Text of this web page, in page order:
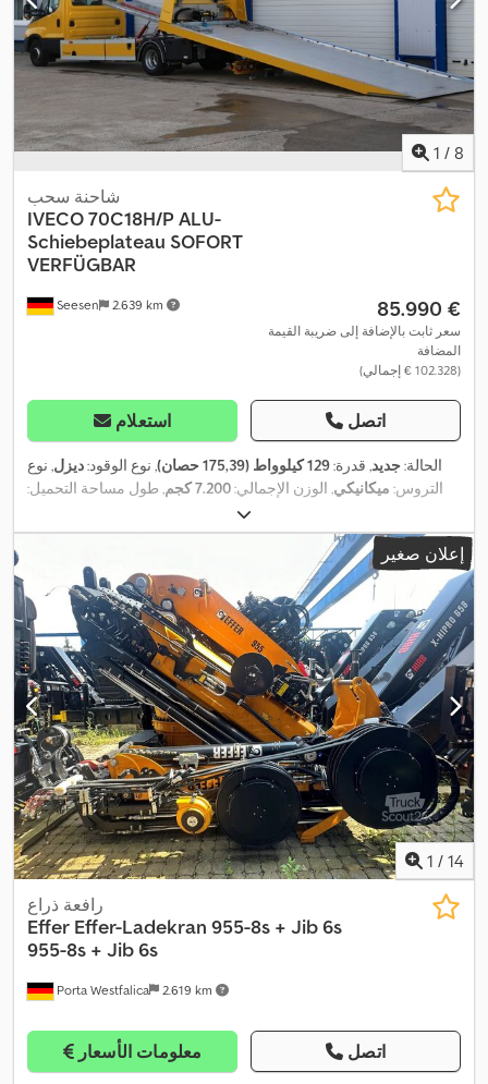
للانغلاق (ABS), ونش كابل,
1 / 8
Seesen 2.639 km
شاحنة سحب
IVECO70C18H/P ALU-
Schiebeplateau SOFORT
VERFÜGBAR
‏85.990 €
سعر ثابت بالإضافة إلى ضريبة القيمة
المضافة
(‏102.328 € إجمالي)
استعلام اتصل
الحالة:جديد, قدرة:129 كيلوواط (175,39 حصان) , نوع الوقود:ديزل, نوع
التروس: ميكانيكي, الوزن الإجمالي:7.200 كجم
, طول مساحة التحميل:
, عرض مساحة التحميل:2.400 مم
معدات:برنامج الثبات الإلكتروني (ESP), تكييف الهواء, قفل مركزي,
مرشح السخام, نظام الفرامل المانعة للانغلاق (ABS), إعلان صغير
1 / 14
Porta Westfalica 2.619 km
رافعة ذراع
Effer Effer-Ladekran 955-8s + Jib 6s
955-8s + Jib 6s
معلومات الأسعار اتصل